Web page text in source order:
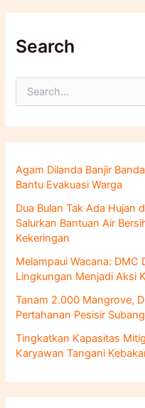
Search
a
t
u
k
:
Agam Dilanda Banjir
Bantu Evakuasi Warga
Dua Bulan Tak Ada Hujan
Salurkan Bantuan Air
Kekeringan
Melampaui Wacana: DMC
Lingkungan Menjadi Aksi
Tanam 2.000 Mangrove,
Pertahanan Pesisir Subang
Tingkatkan Kapasitas
Karyawan Tangani